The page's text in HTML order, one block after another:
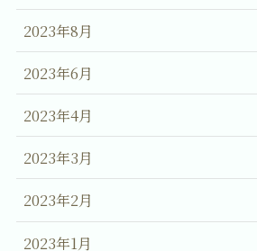
2023年8月
2023年6月
2023年4月
2023年3月
2023年2月
2023年1月